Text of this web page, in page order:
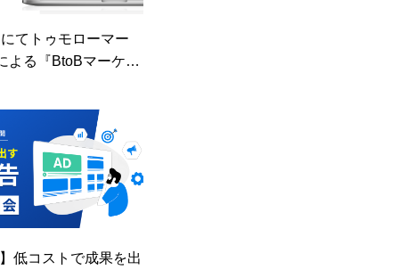
てトゥモローマー
よる『BtoBマーケテ
低コストで成果を出